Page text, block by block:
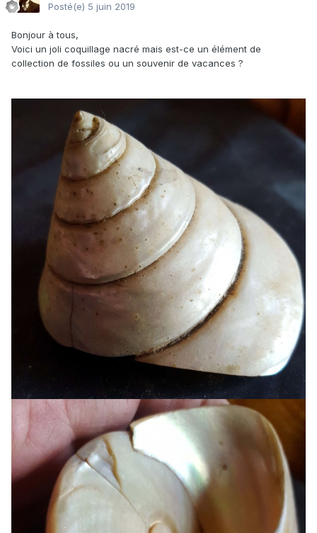
Posté(e) 5 juin 2019
Bonjour à tous,
Voici un joli coquillage nacré mais est-ce un élément de
collection de fossiles ou un souvenir de vacances ?